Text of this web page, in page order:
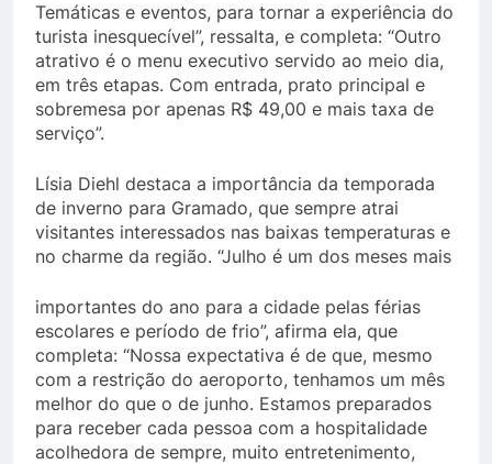
Temáticas e eventos, para tornar a experiência do
turista inesquecível”, ressalta, e completa: “Outro
atrativo é o menu executivo servido ao meio dia,
em três etapas. Com entrada, prato principal e
sobremesa por apenas R$ 49,00 e mais taxa de
serviço”.
Lísia Diehl destaca a importância da temporada
de inverno para Gramado, que sempre atrai
visitantes interessados nas baixas temperaturas e
no charme da região. “Julho é um dos meses mais
importantes do ano para a cidade pelas férias
escolares e período de frio”, afirma ela, que
completa: “Nossa expectativa é de que, mesmo
com a restrição do aeroporto, tenhamos um mês
melhor do que o de junho. Estamos preparados
para receber cada pessoa com a hospitalidade
acolhedora de sempre, muito entretenimento,